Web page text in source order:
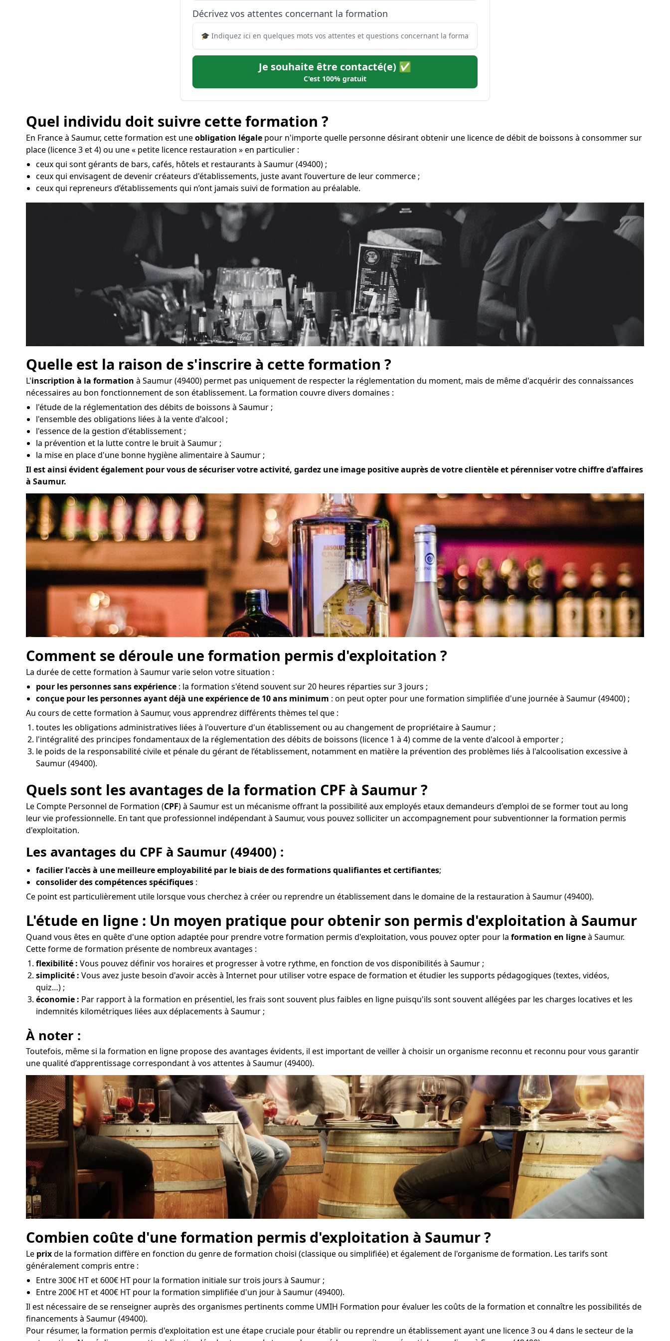
Décrivez vos attentes concernant la formation
Je souhaite être contacté(e) ✅
C'est 100% gratuit
Quel individu doit suivre cette formation ?
En France à Saumur, cette formation est uneobligation légale pour n'importe quelle personne désirant obtenir une licence de débit de boissons à consommer sur
place (licence 3 et 4) ou une « petite licence restauration » en particulier :
ceux qui sont gérants de bars, cafés, hôtels et restaurants à Saumur (49400) ;
ceux qui envisagent de devenir créateurs d'établissements, juste avant l’ouverture de leur commerce ;
ceux qui repreneurs d’établissements qui n’ont jamais suivi de formation au préalable.
Quelle est la raison de s'inscrire à cette formation ?
L'inscription à la formation à Saumur (49400) permet pas uniquement de respecter la réglementation du moment, mais de même d'acquérir des connaissances
nécessaires au bon fonctionnement de son établissement. La formation couvre divers domaines :
l'étude de la réglementation des débits de boissons à Saumur ;
l'ensemble des obligations liées à la vente d'alcool ;
l'essence de la gestion d'établissement ;
la prévention et la lutte contre le bruit à Saumur ;
la mise en place d'une bonne hygiène alimentaire à Saumur ;
Il est ainsi évident également pour vous de sécuriser votre activité, gardez une image positive auprès de votre clientèle et pérenniser votre chiffre d'affaires
à Saumur.
Comment se déroule une formation permis d'exploitation ?
La durée de cette formation à Saumur varie selon votre situation :
pour les personnes sans expérience : la formation s'étend souvent sur 20 heures réparties sur 3 jours ;
conçue pour les personnes ayant déjà une expérience de 10 ans minimum : on peut opter pour une formation simplifiée d'une journée à Saumur (49400) ;
Au cours de cette formation à Saumur, vous apprendrez différents thèmes tel que :
toutes les obligations administratives liées à l'ouverture d'un établissement ou au changement de propriétaire à Saumur ;
l'intégralité des principes fondamentaux de la réglementation des débits de boissons (licence 1 à 4) comme de la vente d'alcool à emporter ;
le poids de la responsabilité civile et pénale du gérant de l’établissement, notamment en matière la prévention des problèmes liés à l'alcoolisation excessive à
Saumur (49400).
Quels sont les avantages de la formation CPF à Saumur ?
Le Compte Personnel de Formation (CPF) à Saumur est un mécanisme offrant la possibilité aux employés etaux demandeurs d'emploi de se former tout au long
leur vie professionnelle. En tant que professionnel indépendant à Saumur, vous pouvez solliciter un accompagnement pour subventionner la formation permis
d'exploitation.
Les avantages du CPF à Saumur (49400) :
facilier l'accès à une meilleure employabilité par le biais de des formations qualifiantes et certifiantes;
consolider des compétences spécifiques :
Ce point est particulièrement utile lorsque vous cherchez à créer ou reprendre un établissement dans le domaine de la restauration à Saumur (49400).
L'étude en ligne : Un moyen pratique pour obtenir son permis d'exploitation à Saumur
Quand vous êtes en quête d'une option adaptée pour prendre votre formation permis d'exploitation, vous pouvez opter pour la formation en ligneà Saumur.
Cette forme de formation présente de nombreux avantages :
flexibilité : Vous pouvez définir vos horaires et progresser à votre rythme, en fonction de vos disponibilités à Saumur ;
simplicité : Vous avez juste besoin d'avoir accès à Internet pour utiliser votre espace de formation et étudier les supports pédagogiques (textes, vidéos,
quiz…) ;
économie : Par rapport à la formation en présentiel, les frais sont souvent plus faibles en ligne puisqu'ils sont souvent allégées par les charges locatives et les
indemnités kilométriques liées aux déplacements à Saumur ;
À noter :
Toutefois, même si la formation en ligne propose des avantages évidents, il est important de veiller à choisir un organisme reconnu et reconnu pour vous garantir
une qualité d’apprentissage correspondant à vos attentes à Saumur (49400).
Combien coûte d'une formation permis d'exploitation à Saumur ?
Le prixde la formation diffère en fonction du genre de formation choisi (classique ou simplifiée) et également de l'organisme de formation. Les tarifs sont
généralement compris entre :
Entre 300€ HT et 600€ HT pour la formation initiale sur trois jours à Saumur ;
Entre 200€ HT et 400€ HT pour la formation simplifiée d'un jour à Saumur (49400).
Il est nécessaire de se renseigner auprès des organismes pertinents comme UMIH Formation pour évaluer les coûts de la formation et connaître les possibilités de
financements à Saumur (49400).
Pour résumer, la formation permis d'exploitation est une étape cruciale pour établir ou reprendre un établissement ayant une licence 3 ou 4 dans le secteur de la